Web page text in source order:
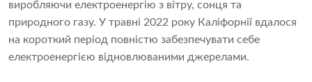
виробляючи електроенергію з вітру, сонця та
природного газу. У травні 2022 року Каліфорнії вдалося
на короткий період повністю забезпечувати себе
електроенергією відновлюваними джерелами.